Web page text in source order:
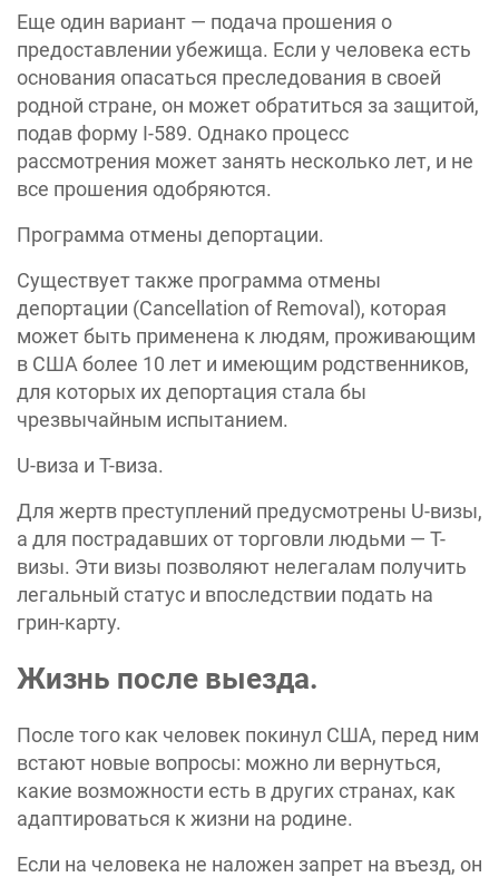
Еще один вариант — подача прошения о
предоставлении убежища. Если у человека есть
основания опасаться преследования в своей
родной стране, он может обратиться за защитой,
подав форму I-589. Однако процесс
рассмотрения может занять несколько лет, и не
все прошения одобряются.
Программа отмены депортации.
Существует также программа отмены
депортации (Cancellation of Removal), которая
может быть применена к людям, проживающим
в США более 10 лет и имеющим родственников,
для которых их депортация стала бы
чрезвычайным испытанием.
U-виза и T-виза.
Для жертв преступлений предусмотрены U-визы,
а для пострадавших от торговли людьми — T-
визы. Эти визы позволяют нелегалам получить
легальный статус и впоследствии подать на
грин-карту.
Жизнь после выезда.
После того как человек покинул США, перед ним
встают новые вопросы: можно ли вернуться,
какие возможности есть в других странах, как
адаптироваться к жизни на родине.
Если на человека не наложен запрет на въезд, он